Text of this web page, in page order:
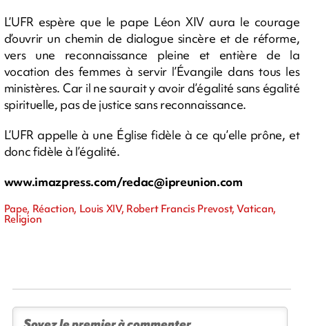
L’UFR espère que le pape Léon XIV aura le courage
d’ouvrir un chemin de dialogue sincère et de réforme,
vers une reconnaissance pleine et entière de la
vocation des femmes à servir l’Évangile dans tous les
ministères. Car il ne saurait y avoir d’égalité sans égalité
spirituelle, pas de justice sans reconnaissance.
L’UFR appelle à une Église fidèle à ce qu’elle prône, et
donc fidèle à l’égalité.
www.imazpress.com/redac@ipreunion.com
Pape, Réaction, Louis XIV, Robert Francis Prevost, Vatican,
Religion